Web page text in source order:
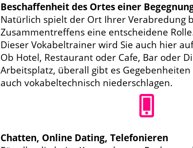
Beschaffenheit des Ortes einer
Natürlich spielt der Ort Ihrer Verabredung
Zusammentreffens eine entscheidene
Dieser Vokabeltrainer wird Sie auch hier
Ob Hotel, Restaurant oder Cafe, Bar oder
Arbeitsplatz, überall gibt es
auch vokabeltechnisch niederschlagen.
Chatten, Online Dating, Telefonieren